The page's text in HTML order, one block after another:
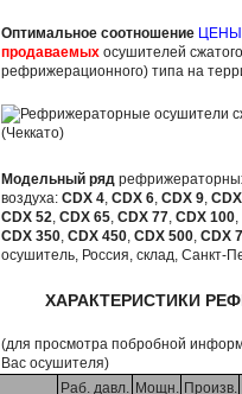
Оптимальное соотношение ЦЕНЫ
продаваемых осушителей
рефрижерационного) типа на
Модельный ряд
воздуха: CDX 4, CDX 6, CDX 9,
CDX 52, CDX 65, CDX 77, CDX 100,
CDX 350, CDX 450, CDX 500, CDX
осушитель, Россия, склад, Санкт-
ХАРАКТЕРИСТИКИ
(для просмотра побробной
Вас осушителя)
Раб. давл. Мощн. Произв.